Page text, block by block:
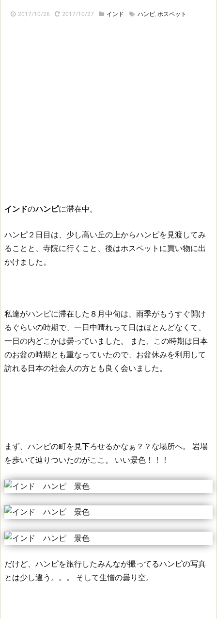
2017/10/26 2017/10/27 インド ハンピ, ホスペット
インドのハンピに滞在中。
ハンピ２日目は、少し高い丘の上からハンピを見渡してみ
ることと、寺院に行くこと、後はホスペットに買い物に出
かけました。
私達がハンピに滞在した８月中旬は、雨季がもうすぐ開け
るぐらいの時期で、一日中晴れって日はほとんどなくて、
一日の内どこかは曇っていました。
また、この時期は日本
のお盆の時期とも重なっていたので、お盆休みを利用して
訪れる日本の社会人の方とも良く会いました。
まず、ハンピの町を見下ろせるかなぁ？？な場所へ。
岩場
を歩いて辿りついたのがここ。
いい景色！！！
だけど、ハンピを旅行したみんなが撮ってるハンピの写真
とは少し違う。。。
そして生憎の曇り空。